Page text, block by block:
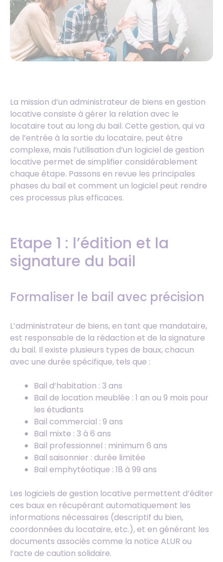
La mission d’un administrateur de biens en gestion
locative consiste à gérer la relation avec le
locataire tout au long du bail. Cette gestion, qui va
de l’entrée à la sortie du locataire, peut être
complexe, mais l’utilisation d’un logiciel de gestion
locative permet de simplifier considérablement
chaque étape. Passons en revue les principales
phases du bail et comment un logiciel peut rendre
ces processus plus efficaces.
Etape 1 : l’édition et la
signature du bail
Formaliser le bail avec précision
L’administrateur de biens, en tant que mandataire,
est responsable de la rédaction et de la signature
du bail. Il existe plusieurs types de baux, chacun
avec une durée spécifique, tels que :
Bail d’habitation : 3 ans
Bail de location meublée : 1 an ou 9 mois pour
les étudiants
Bail commercial : 9 ans
Bail mixte : 3 à 6 ans
Bail professionnel : minimum 6 ans
Bail saisonnier : durée limitée
Bail emphytéotique : 18 à 99 ans
Les logiciels de gestion locative permettent d’éditer
ces baux en récupérant automatiquement les
informations nécessaires (descriptif du bien,
coordonnées du locataire, etc.), et en générant les
documents associés comme la notice ALUR ou
l’acte de caution solidaire.